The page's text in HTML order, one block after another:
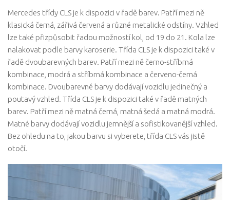
Mercedes třídy CLS je k dispozici v řadě barev. Patří mezi ně
klasická černá, zářivá červená a různé metalické odstíny. Vzhled
lze také přizpůsobit řadou možností kol, od 19 do 21. Kola lze
nalakovat podle barvy karoserie. Třída CLS je k dispozici také v
řadě dvoubarevných barev. Patří mezi ně černo-stříbrná
kombinace, modrá a stříbrná kombinace a červeno-černá
kombinace. Dvoubarevné barvy dodávají vozidlu jedinečný a
poutavý vzhled. Třída CLS je k dispozici také v řadě matných
barev. Patří mezi ně matná černá, matná šedá a matná modrá.
Matné barvy dodávají vozidlu jemnější a sofistikovanější vzhled.
Bez ohledu na to, jakou barvu si vyberete, třída CLS vás jistě
otočí.